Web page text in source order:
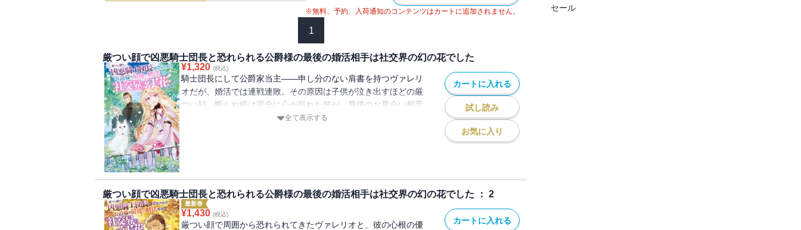
※無料、予約、入荷通知のコンテンツはカートに追加されません。
1
厳つい顔で凶悪騎士団長と恐れられる公爵様の最後の婚活相手は社交界の幻の花でした
¥1,320 (税込)
騎士団長にして公爵家当主――申し分のない肩書を持つヴァレリ
オだが、婚活では連戦連敗。その原因は子供が泣き出すほどの厳
つい顔。断られ続け完全に心が折れた彼が、最後のお見合い相手
に選んだのは社交界の幻の花と呼ばれる貴族令嬢だった。またフ
ー!!
全て表示する
カートに入れる
試し読み
お気に入り
厳つい顔で凶悪騎士団長と恐れられる公爵様の最後の婚活相手は社交界の幻の花でした ： 2
最新巻
¥1,430 (税込)
厳つい顔で周囲から恐れられてきたヴァレリオと、彼の心根の優
カートに入れる
セール